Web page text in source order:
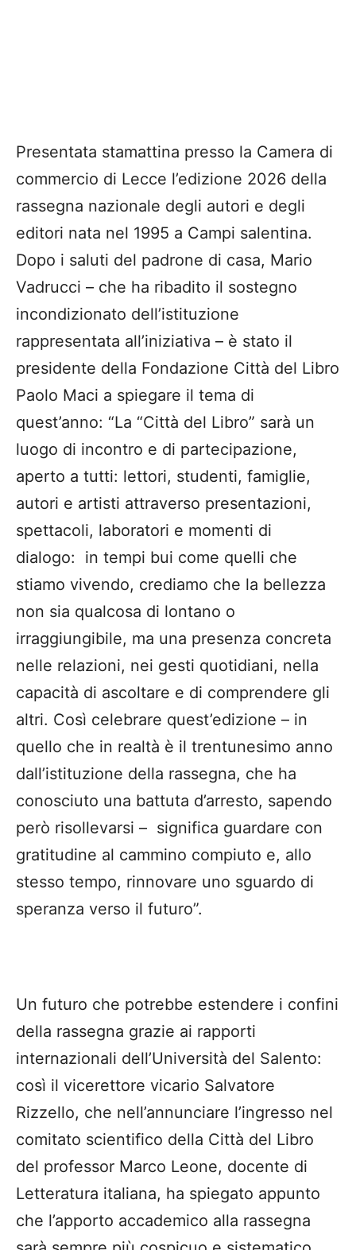
Presentata stamattina presso la Camera di
commercio di Lecce l’edizione 2026 della
rassegna nazionale degli autori e degli
editori nata nel 1995 a Campi salentina.
Dopo i saluti del padrone di casa, Mario
Vadrucci – che ha ribadito il sostegno
incondizionato dell’istituzione
rappresentata all’iniziativa – è stato il
presidente della Fondazione Città del Libro
Paolo Maci a spiegare il tema di
quest’anno: “La “Città del Libro” sarà un
luogo di incontro e di partecipazione,
aperto a tutti: lettori, studenti, famiglie,
autori e artisti attraverso presentazioni,
spettacoli, laboratori e momenti di
dialogo: in tempi bui come quelli che
stiamo vivendo, crediamo che la bellezza
non sia qualcosa di lontano o
irraggiungibile, ma una presenza concreta
nelle relazioni, nei gesti quotidiani, nella
capacità di ascoltare e di comprendere gli
altri. Così celebrare quest’edizione – in
quello che in realtà è il trentunesimo anno
dall’istituzione della rassegna, che ha
conosciuto una battuta d’arresto, sapendo
però risollevarsi – significa guardare con
gratitudine al cammino compiuto e, allo
stesso tempo, rinnovare uno sguardo di
speranza verso il futuro”.
Un futuro che potrebbe estendere i confini
della rassegna grazie ai rapporti
internazionali dell’Università del Salento:
così il vicerettore vicario Salvatore
Rizzello, che nell’annunciare l’ingresso nel
comitato scientifico della Città del Libro
del professor Marco Leone, docente di
Letteratura italiana, ha spiegato appunto
che l’apporto accademico alla rassegna